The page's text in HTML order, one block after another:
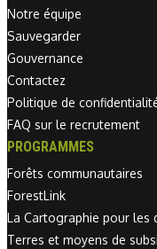
Notre équipe
Sauvegarder
Gouvernance
Contactez
Politique de
FAQ sur le recrutement
PROGRAMMES
Forêts communautaires
ForestLink
La Cartographie pour les
Terres et moyens de